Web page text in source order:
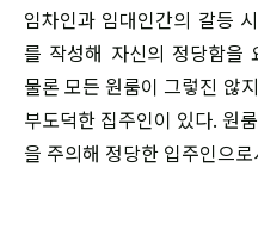
임차인과 임대인간의 갈등
를 작성해 자신의 정당함을
물론 모든 원룸이 그렇진 않
부도덕한 집주인이 있다. 원
을 주의해 정당한 입주인으